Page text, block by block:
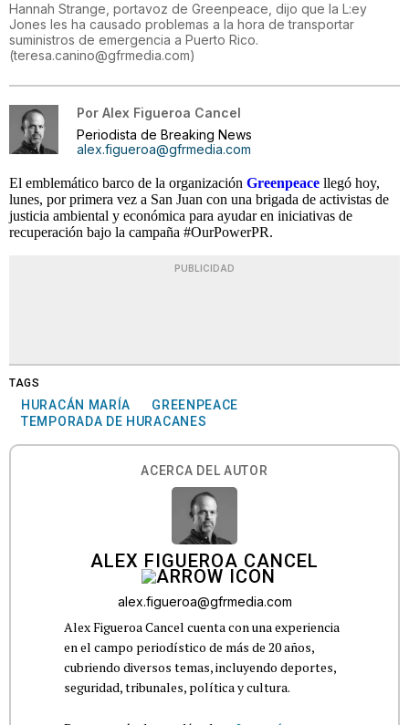
Hannah Strange, portavoz de Greenpeace, dijo que la L:ey
Jones les ha causado problemas a la hora de transportar
suministros de emergencia a Puerto Rico.
(teresa.canino@gfrmedia.com)
Por Alex Figueroa Cancel
Periodista de Breaking News
alex.figueroa@gfrmedia.com
El emblemático barco de la organización Greenpeace llegó hoy,
lunes, por primera vez a San Juan con una brigada de activistas de
justicia ambiental y económica para ayudar en iniciativas de
recuperación bajo la campaña #OurPowerPR.
PUBLICIDAD
TAGS
HURACÁN MARÍA
GREENPEACE
TEMPORADA DE HURACANES
ACERCA DEL AUTOR
ALEX FIGUEROA CANCEL
alex.figueroa@gfrmedia.com
Alex Figueroa Cancel cuenta con una experiencia
en el campo periodístico de más de 20 años,
cubriendo diversos temas, incluyendo deportes,
seguridad, tribunales, política y cultura.